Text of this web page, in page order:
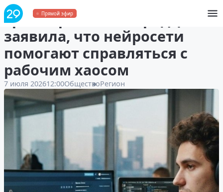
Прямой эфир
Треть архангелогородцев
заявила, что нейросети
помогают справляться с
рабочим хаосом
7 июля 202612:00ОбществоРегион